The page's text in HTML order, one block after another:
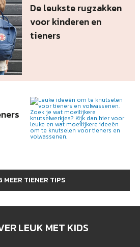
MEER TIENER TIPS
De leukste rugzakken
voor kinderen en
tieners
LEUK MET KIDS